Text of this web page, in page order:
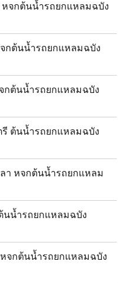
หจกต้นน้ำรถยกแหลมฉบัง
กต้นน้ำรถยกแหลมฉบัง
กต้นน้ำรถยกแหลมฉบัง
ต้นน้ำรถยกแหลมฉบัง
า หจกต้นน้ำรถยกแหลม
นน้ำรถยกแหลมฉบัง
จกต้นน้ำรถยกแหลมฉบัง